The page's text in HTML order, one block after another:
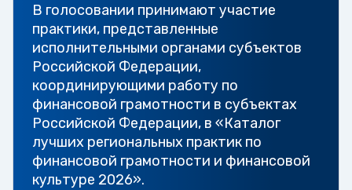
В голосовании принимают участие
практики, представленные
исполнительными органами субъектов
Российской Федерации,
координирующими работу по
финансовой грамотности в субъектах
Российской Федерации, в «Каталог
лучших региональных практик по
финансовой грамотности и финансовой
культуре 2026».